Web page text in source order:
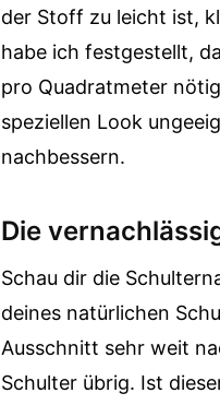
der Stoff zu leicht ist,
habe ich festgestellt,
pro Quadratmeter
speziellen Look
nachbessern.
Die
Schau dir die
deines natürlichen
Ausschnitt sehr weit
Schulter übrig. Ist